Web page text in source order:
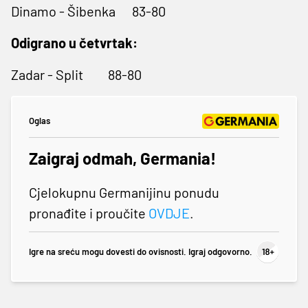
Dinamo - Šibenka 83-80
Odigrano u četvrtak:
Zadar - Split 88-80
Oglas
Zaigraj odmah, Germania!
Cjelokupnu Germanijinu ponudu
pronađite i proučite OVDJE.
Igre na sreću mogu dovesti do ovisnosti. Igraj odgovorno.